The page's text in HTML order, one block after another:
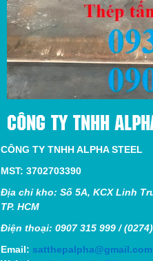
CÔNG TY TNHH
CÔNG TY TNHH ALPHA STEEL
MST: 3702703390
Địa chỉ kho: Số 5A, KCX Linh
TP. HCM
Điện thoại: 0907 315 999 /
Email: satthepalpha@gmail.com